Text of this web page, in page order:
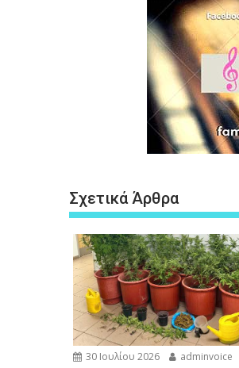
Σχετικά Άρθρα
30 Ιουλίου 2026 adminvoice